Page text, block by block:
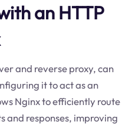
an HTTP
and reverse proxy, can
it to act as an
Nginx to efficiently route
and responses, improving